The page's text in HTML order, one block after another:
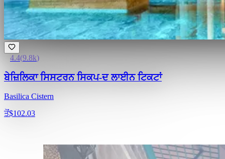
4.4(9.8k)
ਬੇਜ਼ਿਲਿਕਾ ਸਿਸਟਰਨ ਸਿਕਪ-ਦ ਲਾਈਨ ਟਿਕਟਾਂ
Basilica Cistern
ਤੋਂ$102.03